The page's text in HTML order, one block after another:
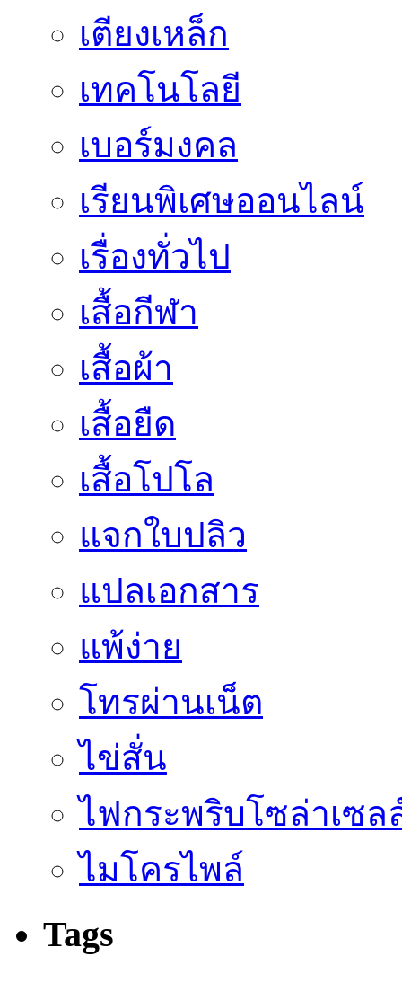
เตียงเหล็ก
เทคโนโลยี
เบอร์มงคล
เรียนพิเศษออนไลน์
เรื่องทั่วไป
เสื้อกีฬา
เสื้อผ้า
เสื้อยืด
เสื้อโปโล
แจกใบปลิว
แปลเอกสาร
แพ้ง่าย
โทรผ่านเน็ต
ไข่สั่น
ไฟกระพริบโซล่าเซล
ไมโครไพล์
Tags